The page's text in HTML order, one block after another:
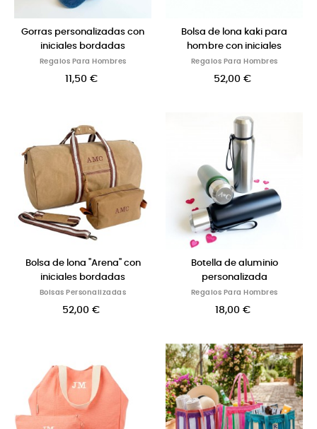
Gorras personalizadas con
iniciales bordadas
Regalos Para Hombres
11,50 €
Bolsa de lona kaki para
hombre con iniciales
Regalos Para Hombres
52,00 €
Bolsa de lona "Arena" con
iniciales bordadas
Bolsas Personalizadas
52,00 €
Botella de aluminio
personalizada
Regalos Para Hombres
18,00 €